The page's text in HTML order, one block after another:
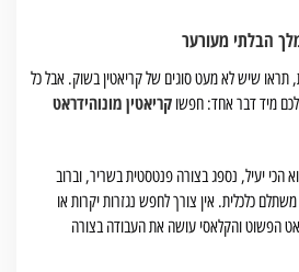
הבלתי מעורער
תראו שיש לא מעט סוגים של קריאטין בשוק. אבל כל
קריאטין מונוהידראט
הכי יעיל, נספג בצורה פנטסטית בשריר, וברוב
כלכלית. אין צורך לחפש נגזרות יקרות או
הפשוט והקלאסי עושה את העבודה בצורה